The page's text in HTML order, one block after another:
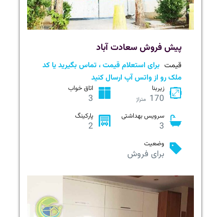
پیش فروش سعادت آباد
قیمت برای استعلام قیمت ، تماس بگیرید یا کد
ملک رو از واتس آپ ارسال کنید
زیربنا
170 متراژ
اتاق خواب
3
سرویس بهداشتی
3
پارکینگ
2
وضعیت
برای فروش